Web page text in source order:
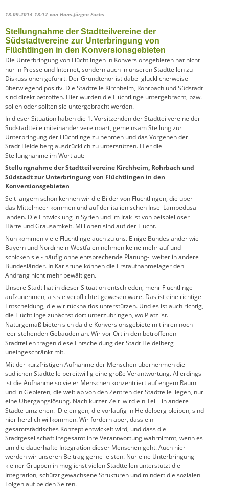
18.09.2014 18:17 von Hans-Jürgen Fuchs
Stellungnahme der Stadtteilvereine der
Südstadtvereine zur Unterbringung von
Flüchtlingen in den Konversionsgebieten
Die Unterbringung von Flüchtlingen in Konversionsgebieten hat nicht
nur in Presse und Internet, sondern auch in unseren Stadtteilen zu
Diskussionen geführt. Der Grundtenor ist dabei glücklicherweise
überwiegend positiv. Die Stadtteile Kirchheim, Rohrbach und Südstadt
sind direkt betroffen. Hier wurden die Flüchtlinge untergebracht, bzw.
sollen oder sollten sie untergebracht werden.
In dieser Situation haben die 1. Vorsitzenden der Stadtteilvereine der
Südstadtteile miteinander vereinbart, gemeinsam Stellung zur
Unterbringung der Flüchtlinge zu nehmen und das Vorgehen der
Stadt Heidelberg ausdrücklich zu unterstützen. Hier die
Stellungnahme im Wortlaut:
Stellungnahme der Stadtteilvereine Kirchheim, Rohrbach und
Südstadt zur Unterbringung von Flüchtlingen in den
Konversionsgebieten
Seit langem schon kennen wir die Bilder von Flüchtlingen, die über
das Mittelmeer kommen und auf der italienischen Insel Lampedusa
landen. Die Entwicklung in Syrien und im Irak ist von beispielloser
Härte und Grausamkeit. Millionen sind auf der Flucht.
Nun kommen viele Flüchtlinge auch zu uns. Einige Bundesländer wie
Bayern und Nordrhein-Westfalen nehmen keine mehr auf und
schicken sie - häufig ohne entsprechende Planung- weiter in andere
Bundesländer. In Karlsruhe können die Erstaufnahmelager den
Andrang nicht mehr bewältigen.
Unsere Stadt hat in dieser Situation entschieden, mehr Flüchtlinge
aufzunehmen, als sie verpflichtet gewesen wäre. Das ist eine richtige
Entscheidung, die wir rückhaltlos unterstützen. Und es ist auch richtig,
die Flüchtlinge zunächst dort unterzubringen, wo Platz ist.
Naturgemäß bieten sich da die Konversionsgebiete mit ihren noch
leer stehenden Gebäuden an. Wir vor Ort in den betroffenen
Stadtteilen tragen diese Entscheidung der Stadt Heidelberg
uneingeschränkt mit.
Mit der kurzfristigen Aufnahme der Menschen übernehmen die
südlichen Stadtteile bereitwillig eine große Verantwortung. Allerdings
ist die Aufnahme so vieler Menschen konzentriert auf engem Raum
und in Gebieten, die weit ab von den Zentren der Stadtteile liegen, nur
eine Übergangslösung. Nach kurzer Zeit wird ein Teil in andere
Städte umziehen. Diejenigen, die vorläufig in Heidelberg bleiben, sind
hier herzlich willkommen. Wir fordern aber, dass ein
gesamtstädtisches Konzept entwickelt wird, und dass die
Stadtgesellschaft insgesamt ihre Verantwortung wahrnimmt, wenn es
um die dauerhafte Integration dieser Menschen geht. Auch hier
werden wir unseren Beitrag gerne leisten. Nur eine Unterbringung
kleiner Gruppen in möglichst vielen Stadtteilen unterstützt die
Integration, schützt gewachsene Strukturen und mindert die sozialen
Folgen auf beiden Seiten.